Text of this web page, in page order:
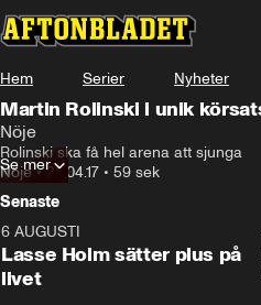
Hem Serier Nyheter
Martin Rolinski i unik
Nöje
Rolinski ska få hel arena att sjunga
Nöje•28.04.17 • 59 sek
Se mer
Senaste
6 AUGUSTI
Lasse Holm sätter plus på
livet